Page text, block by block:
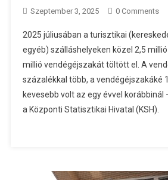
Szeptember 3, 2025 0 Comments
2025 júliusában a turisztikai
egyéb) szálláshelyeken közel 2,5
millió vendégéjszakát töltött el. A
százalékkal több, a vendégéjszakáké
kevesebb volt az egy évvel
a Központi Statisztikai Hivatal (KSH).